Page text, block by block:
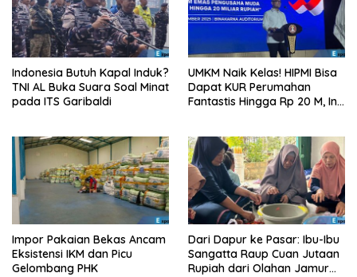
Indonesia Butuh Kapal Induk?
TNI AL Buka Suara Soal Minat
pada ITS Garibaldi
UMKM Naik Kelas! HIPMI Bisa
Dapat KUR Perumahan
Fantastis Hingga Rp 20 M, Ini
Impor Pakaian Bekas Ancam
Eksistensi IKM dan Picu
Gelombang PHK
Dari Dapur ke Pasar: Ibu-Ibu
Sangatta Raup Cuan Jutaan
Rupiah dari Olahan Jamur